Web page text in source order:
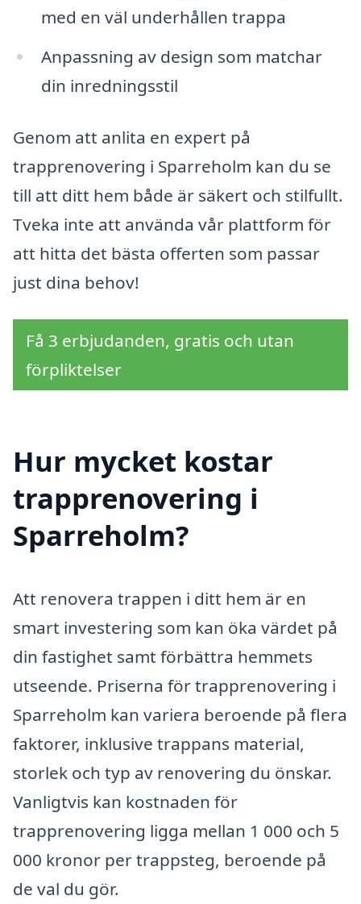
med en väl underhållen trappa
Anpassning av design som matchar
din inredningsstil
Genom att anlita en expert på
trapprenovering i Sparreholm kan du se
till att ditt hem både är säkert och stilfullt.
Tveka inte att använda vår plattform för
att hitta det bästa offerten som passar
just dina behov!
Få 3 erbjudanden, gratis och utan
förpliktelser
Hur mycket kostar
trapprenovering i
Sparreholm?
Att renovera trappen i ditt hem är en
smart investering som kan öka värdet på
din fastighet samt förbättra hemmets
utseende. Priserna för trapprenovering i
Sparreholm kan variera beroende på flera
faktorer, inklusive trappans material,
storlek och typ av renovering du önskar.
Vanligtvis kan kostnaden för
trapprenovering ligga mellan 1 000 och 5
000 kronor per trappsteg, beroende på
de val du gör.